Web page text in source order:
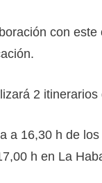
con
2
a 16,30 h de
h en La